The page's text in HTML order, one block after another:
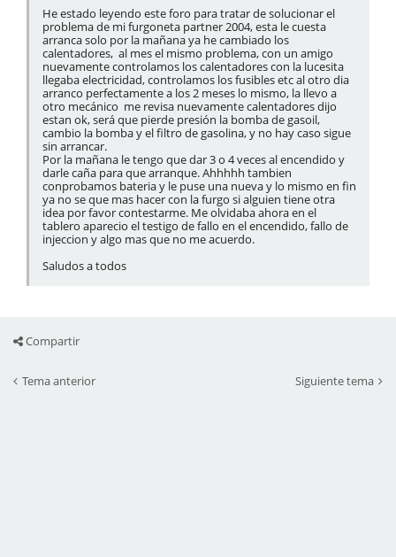
He estado leyendo este foro para tratar de solucionar el
problema de mi furgoneta partner 2004, esta le cuesta
arranca solo por la mañana ya he cambiado los
calentadores, al mes el mismo problema, con un amigo
nuevamente controlamos los calentadores con la lucesita
llegaba electricidad, controlamos los fusibles etc al otro dia
arranco perfectamente a los 2 meses lo mismo, la llevo a
otro mecánico me revisa nuevamente calentadores dijo
estan ok, será que pierde presión la bomba de gasoil,
cambio la bomba y el filtro de gasolina, y no hay caso sigue
sin arrancar.
Por la mañana le tengo que dar 3 o 4 veces al encendido y
darle caña para que arranque. Ahhhhh tambien
conprobamos bateria y le puse una nueva y lo mismo en fin
ya no se que mas hacer con la furgo si alguien tiene otra
idea por favor contestarme. Me olvidaba ahora en el
tablero aparecio el testigo de fallo en el encendido, fallo de
injeccion y algo mas que no me acuerdo.
Saludos a todos
Compartir
Tema anterior Siguiente tema